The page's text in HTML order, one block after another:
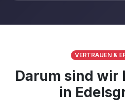
VERTRAUEN &
Darum sind
in